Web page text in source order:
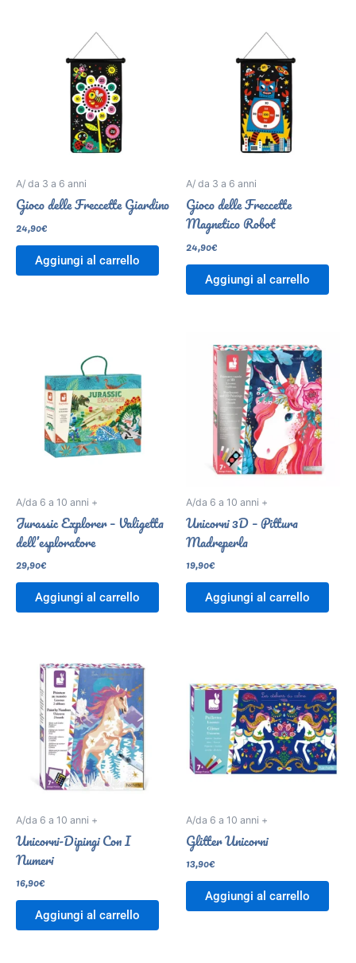
A/ da 3 a 6 anni
Gioco delle Freccette Giardino
24,90€
Aggiungi al carrello
A/ da 3 a 6 anni
Gioco delle Freccette
Magnetico Robot
24,90€
Aggiungi al carrello
A/da 6 a 10 anni +
Jurassic Explorer – Valigetta
dell’esploratore
29,90€
Aggiungi al carrello
A/da 6 a 10 anni +
Unicorni 3D – Pittura
Madreperla
19,90€
Aggiungi al carrello
A/da 6 a 10 anni +
Unicorni-Dipingi Con I
Numeri
16,90€
Aggiungi al carrello
A/da 6 a 10 anni +
Glitter Unicorni
13,90€
Aggiungi al carrello